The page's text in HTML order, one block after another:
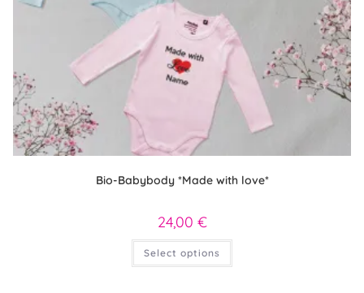
Bio-Babybody *Made with love*
24,00 €
Select options
Dieses
weist